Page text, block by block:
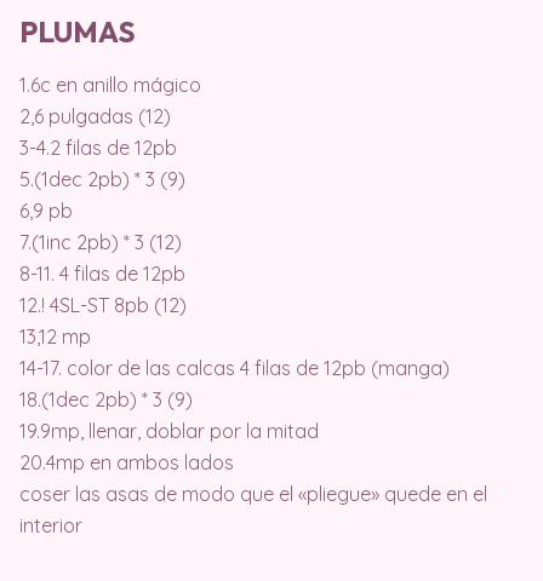
PLUMAS
1.6c en anillo mágico
2,6 pulgadas (12)
3-4.2 filas de 12pb
5.(1dec 2pb) * 3 (9)
6,9 pb
7.(1inc 2pb) * 3 (12)
8-11. 4 filas de 12pb
12.! 4SL-ST 8pb (12)
13,12 mp
14-17. color de las calcas 4 filas de 12pb (manga)
18.(1dec 2pb) * 3 (9)
19.9mp, llenar, doblar por la mitad
20.4mp en ambos lados
coser las asas de modo que el «pliegue» quede en el
interior